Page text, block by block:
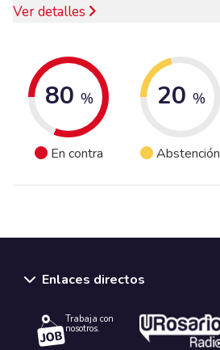
Ver detalles
80 %
En contra
20 %
Abstención
Enlaces directos
Trabaja con
nosotros.